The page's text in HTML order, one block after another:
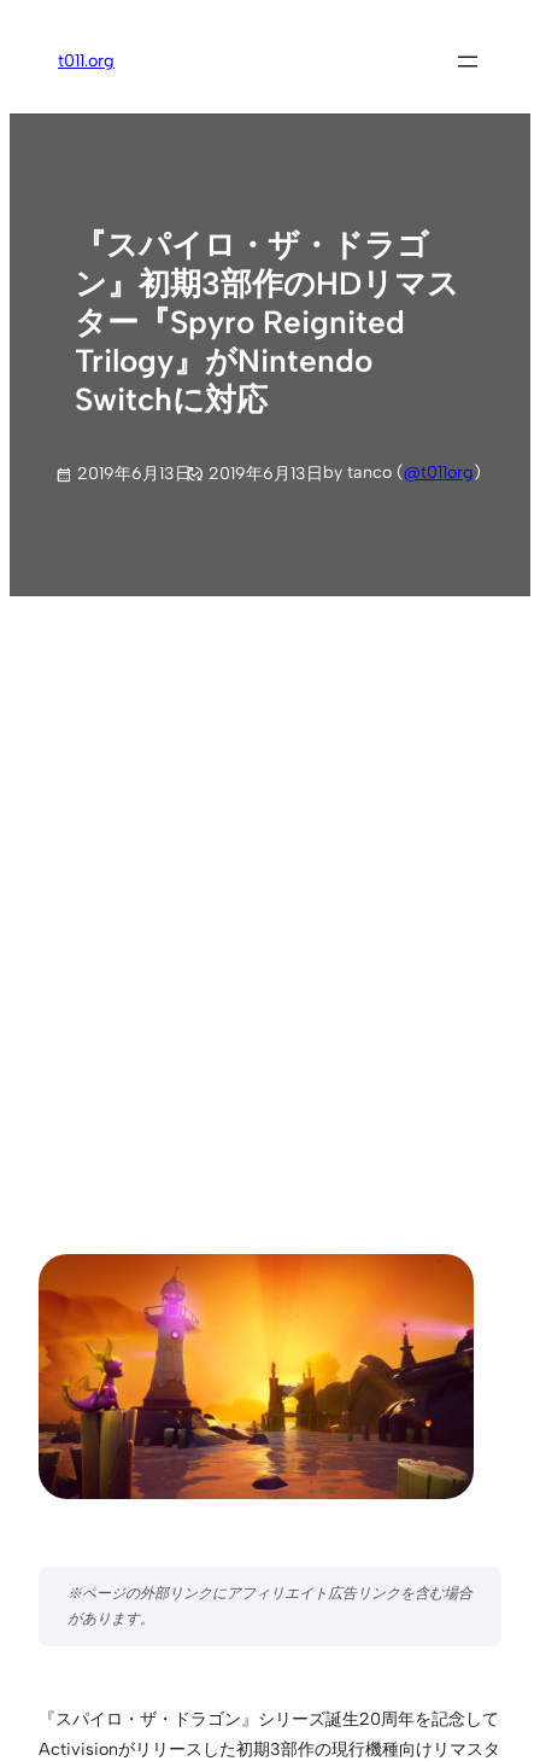
ス
t011.org
『スパイロ・ザ・ドラゴ
ン』初期3部作のHDリマス
ター『Spyro Reignited
Trilogy』がNintendo
Switchに対応
2019年6月13日 2019年6月13日by tanco (@t011org)
『スパイロ・ザ・ドラゴン』シリーズ誕生20周年を記念して
Activisionがリリースした初期3部作の現行機種向けリマスタ